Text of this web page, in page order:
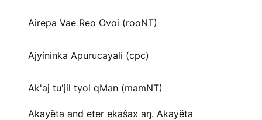
Airepa Vae Reo Ovoi (rooNT)
Ajyíninka Apurucayali (cpc)
Ak'aj tu'jil tyol qMan (mamNT)
Akayëta and eter ekaŝax aŋ. Akayëta